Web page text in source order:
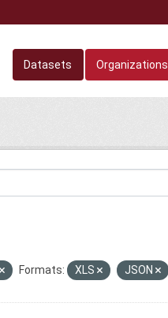
Datasets Organizations
Formats: XLS JSON